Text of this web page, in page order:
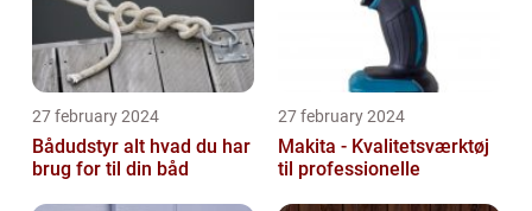
27 february 2024
Bådudstyr alt hvad du har
brug for til din båd
27 february 2024
Makita - Kvalitetsværktøj
til professionelle